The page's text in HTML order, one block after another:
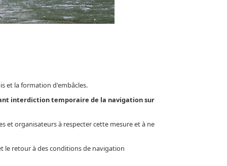
et la formation d'embâcles.
interdiction temporaire de la navigation sur
et organisateurs à respecter cette mesure et à ne
le retour à des conditions de navigation